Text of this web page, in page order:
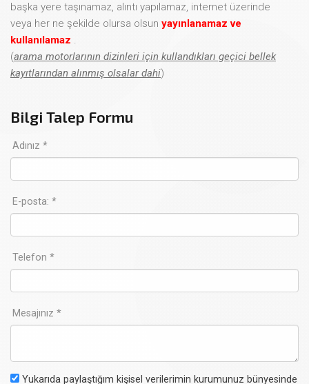
başka yere taşınamaz, alıntı yapılamaz, internet üzerinde
veya her ne şekilde olursa olsun yayınlanamaz ve
kullanılamaz .
(arama motorlarının dizinleri için kullandıkları geçici bellek
kayıtlarından alınmış olsalar dahi)
Bilgi Talep Formu
Adınız *
E-posta: *
Telefon *
Mesajınız *
Yukarıda paylaştığım kişisel verilerimin kurumunuz bünyesinde